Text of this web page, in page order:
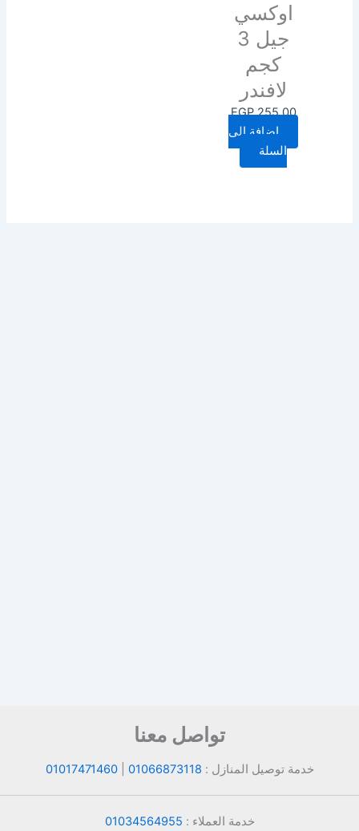
اوكسي
جيل 3
كجم
لافندر
EGP255.00
إضافة إلى
السلة
تواصل معنا
خدمة توصيل المنازل : 01066873118
|
01017471460
خدمة العملاء : 01034564955